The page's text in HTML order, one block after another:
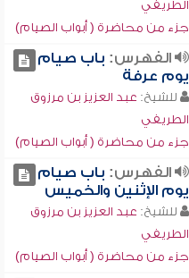
الطريفي
جزء من محاضرة ( أبواب الصيام)
الفهرس: باب صيام
يوم عرفة
للشيخ: عبد العزيز بن مرزوق
الطريفي
جزء من محاضرة ( أبواب الصيام)
الفهرس: باب صيام
يوم الإثنين والخميس
للشيخ: عبد العزيز بن مرزوق
الطريفي
جزء من محاضرة ( أبواب الصيام)